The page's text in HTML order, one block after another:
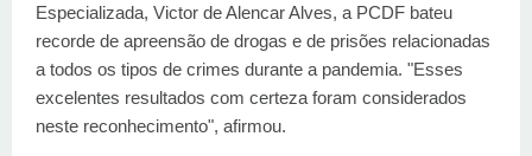
Especializada, Victor de Alencar Alves, a PCDF bateu
recorde de apreensão de drogas e de prisões relacionadas
a todos os tipos de crimes durante a pandemia. "Esses
excelentes resultados com certeza foram considerados
neste reconhecimento", afirmou.